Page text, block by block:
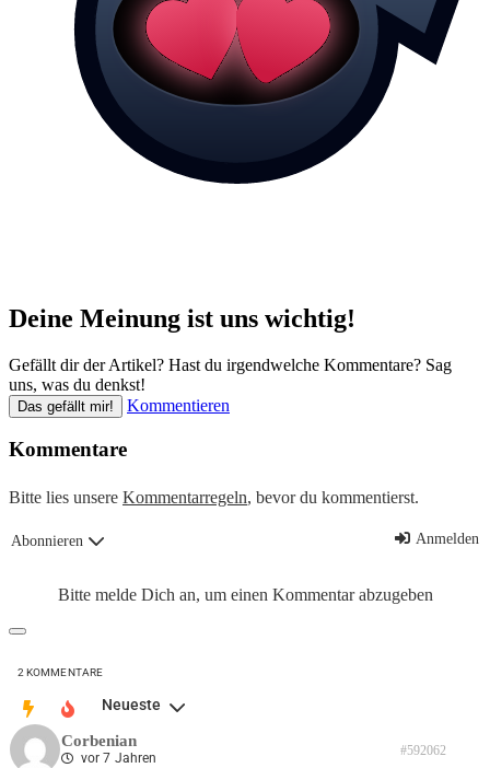
Deine Meinung ist uns wichtig!
Gefällt dir der Artikel? Hast du irgendwelche Kommentare? Sag
uns, was du denkst!
Das gefällt mir! Kommentieren
Kommentare
Bitte lies unsere Kommentarregeln, bevor du kommentierst.
Abonnieren Anmelden
Bitte melde Dich an, um einen Kommentar abzugeben
2KOMMENTARE
Neueste
Corbenian
vor 7 Jahren #592062